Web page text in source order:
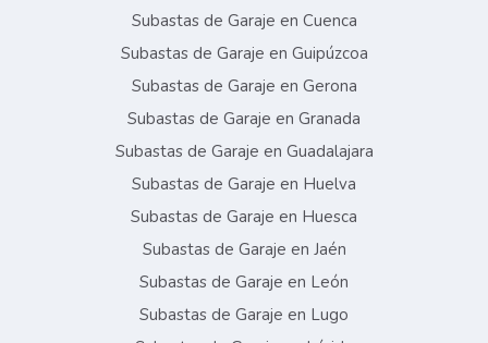
Subastas de Garaje en Cuenca
Subastas de Garaje en Guipúzcoa
Subastas de Garaje en Gerona
Subastas de Garaje en Granada
Subastas de Garaje en Guadalajara
Subastas de Garaje en Huelva
Subastas de Garaje en Huesca
Subastas de Garaje en Jaén
Subastas de Garaje en León
Subastas de Garaje en Lugo